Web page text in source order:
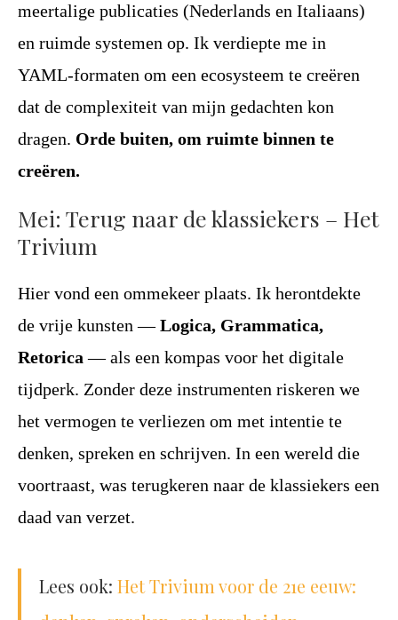
meertalige publicaties (Nederlands en Italiaans)
en ruimde systemen op. Ik verdiepte me in
YAML-formaten om een ecosysteem te creëren
dat de complexiteit van mijn gedachten kon
dragen. Orde buiten, om ruimte binnen te
creëren.
Mei: Terug naar de klassiekers – Het
Trivium
Hier vond een ommekeer plaats. Ik herontdekte
de vrije kunsten —Logica, Grammatica,
Retorica — als een kompas voor het digitale
tijdperk. Zonder deze instrumenten riskeren we
het vermogen te verliezen om met intentie te
denken, spreken en schrijven. In een wereld die
voortraast, was terugkeren naar de klassiekers een
daad van verzet.
Lees ook: Het Trivium voor de 21e eeuw: